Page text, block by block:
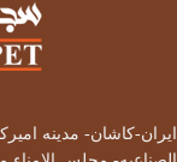
ایران-کاشان- مدینه